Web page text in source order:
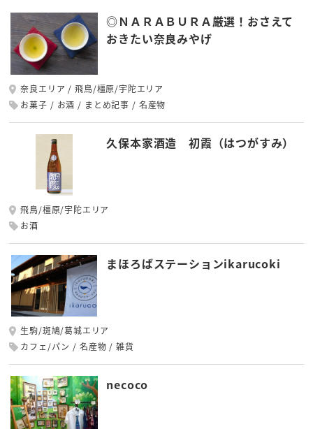
◎ＮＡＲＡＢＵＲＡ厳選！おさえて
おきたい奈良みやげ
奈良エリア
飛鳥/橿原/宇陀エリア
お菓子
お酒 まとめ記事 名産物
久保本家酒造 初霞（はつがすみ）
飛鳥/橿原/宇陀エリア
お酒
まほろばステーションikarucoki
生駒/斑鳩/葛城エリア
カフェ/パン
名産物 雑貨
necoco